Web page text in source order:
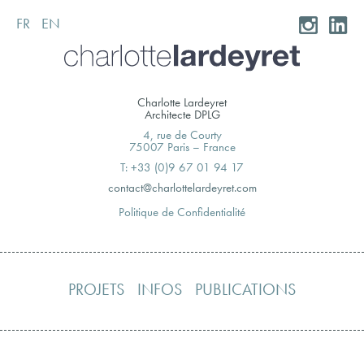
Skip
to
FR EN
Charlotte Lardeyret
Architecte DPLG
4, rue de Courty
75007 Paris – France
T: +33 (0)9 67 01 94 17
moc.teryedralettolrahc@tcatnoc
Politique de Confidentialité
PROJETS INFOS PUBLICATIONS